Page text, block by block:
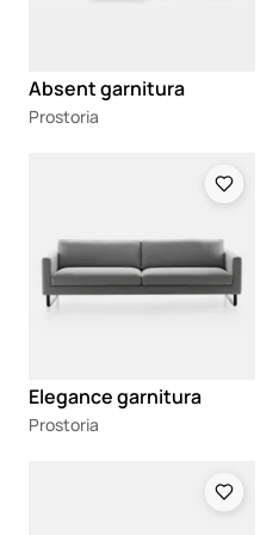
Absent garnitura
Prostoria
Elegance garnitura
Prostoria